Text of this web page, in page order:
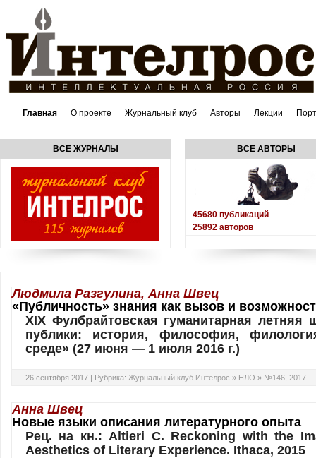
Главная О проекте Журнальный клуб Авторы Лекции
ВСЕ ЖУРНАЛЫ ВСЕ АВТОРЫ
45680 публикаций
25892 авторов
Людмила Разгулина, Анна Швец
«Публичность» знания как вызов и
XIX Фулбрайтовская гуманитарная летняя
публики: история, философия,
среде» (27 июня — 1 июля 2016 г.)
26 сентября 2017 | Рубрика: Журнальный клуб Интелрос » НЛО » №146, 2017
Анна Швец
Новые языки описания литературного опыта
Рец. на кн.: Altieri C. Reckoning with the
Aesthetics of Literary Experience. Ithaca, 2015